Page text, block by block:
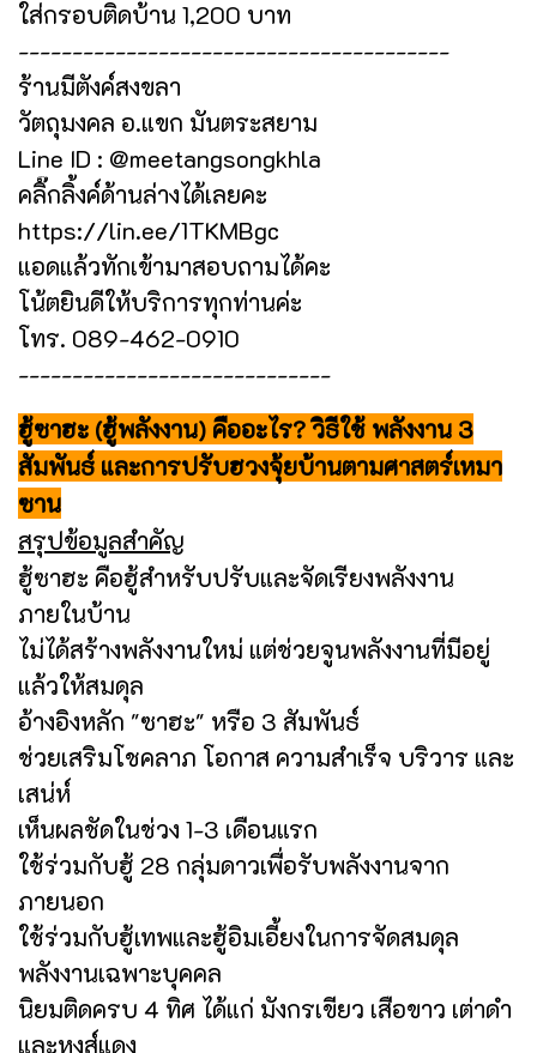
ใส่กรอบติดบ้าน 1,200 บาท
----------------------------------------
ร้านมีตังค์สงขลา
วัตถุมงคล อ.แขก มันตระสยาม
Line ID : @meetangsongkhla
คลิ๊กลิ้งค์ด้านล่างได้เลยคะ
https://lin.ee/1TKMBgc
แอดแล้วทักเข้ามาสอบถามได้คะ
โน้ตยินดีให้บริการทุกท่านค่ะ
โทร. 089-462-0910
-----------------------------
ฮู้ซาฮะ (ฮู้พลังงาน) คืออะไร? วิธีใช้ พลังงาน 3
สัมพันธ์ และการปรับฮวงจุ้ยบ้านตามศาสตร์เหมา
ซาน
สรุปข้อมูลสำคัญ
ฮู้ซาฮะ คือฮู้สำหรับปรับและจัดเรียงพลังงาน
ภายในบ้าน
ไม่ได้สร้างพลังงานใหม่ แต่ช่วยจูนพลังงานที่มีอยู่
แล้วให้สมดุล
อ้างอิงหลัก "ซาฮะ" หรือ 3 สัมพันธ์
ช่วยเสริมโชคลาภ โอกาส ความสำเร็จ บริวาร และ
เสน่ห์
เห็นผลชัดในช่วง 1-3 เดือนแรก
ใช้ร่วมกับฮู้ 28 กลุ่มดาวเพื่อรับพลังงานจาก
ภายนอก
ใช้ร่วมกับฮู้เทพและฮู้อิมเอี้ยงในการจัดสมดุล
พลังงานเฉพาะบุคคล
นิยมติดครบ 4 ทิศ ได้แก่ มังกรเขียว เสือขาว เต่าดำ
และหงส์แดง